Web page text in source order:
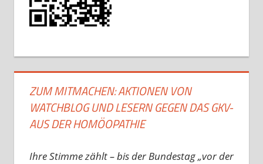
ZUM MITMACHEN: AKTIONEN VON
WATCHBLOG UND LESERN GEGEN DAS GKV-
AUS DER HOMÖOPATHIE
Ihre Stimme zählt – bis der Bundestag „vor der